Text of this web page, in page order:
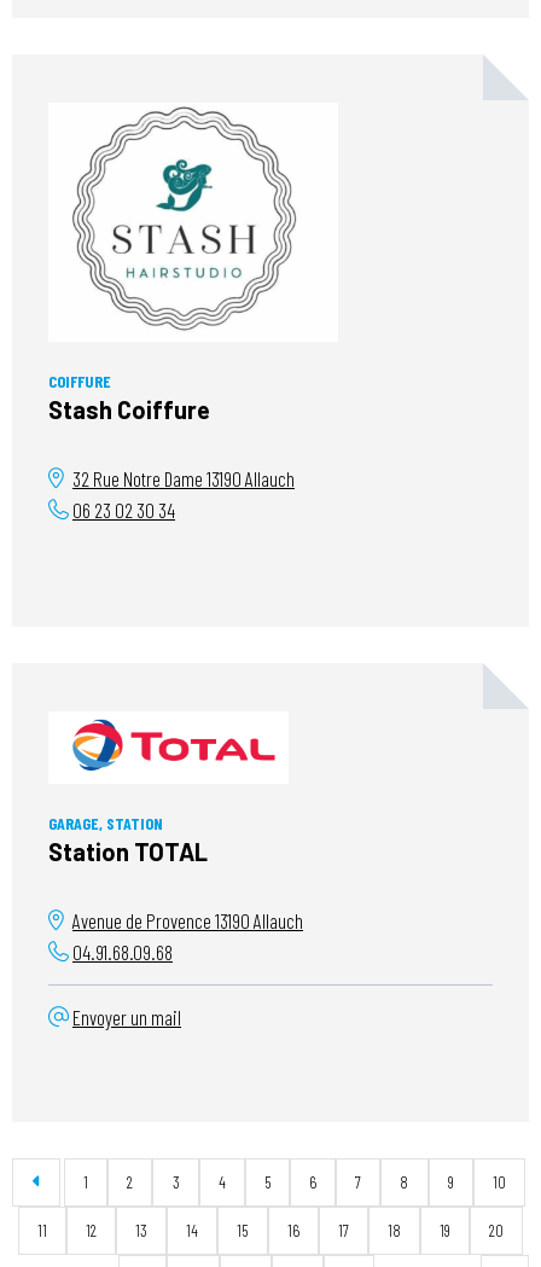
COIFFURE
Stash Coiffure
32 Rue Notre Dame 13190 Allauch
06 23 02 30 34
GARAGE, STATION
Station TOTAL
Avenue de Provence 13190 Allauch
04.91.68.09.68
Envoyer un mail
1 2 3 4 5 6 7 8 9 10
11 12 13 14 15 16 17 18 19 20